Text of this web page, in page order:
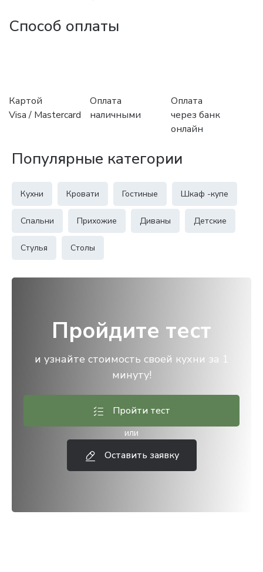
Способ оплаты
Картой
Visa / Mastercard
Оплата
наличными
Оплата
через банк
онлайн
Популярные категории
Кухни Кровати Гостиные Шкаф -купе
Спальни Прихожие Диваны Детские
Стулья Столы
Пройдите тест
и узнайте стоимость своей кухни за 1
минуту!
Пройти тест
или
Оставить заявку